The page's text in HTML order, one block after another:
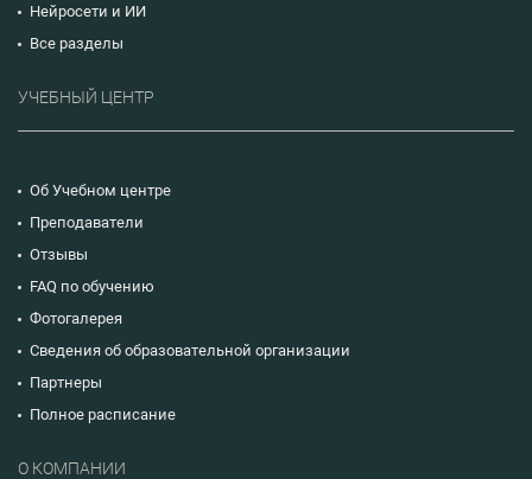
Нейросети и ИИ
Все разделы
УЧЕБНЫЙ ЦЕНТР
Об Учебном центре
Преподаватели
Отзывы
FAQ по обучению
Фотогалерея
Сведения об образовательной организации
Партнеры
Полное расписание
О КОМПАНИИ